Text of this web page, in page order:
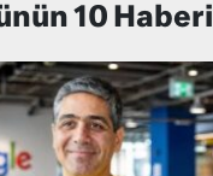
10 Haberi